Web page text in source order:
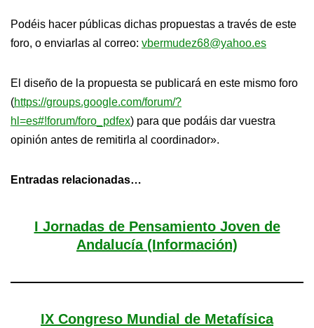
Podéis hacer públicas dichas propuestas a través de este
foro, o enviarlas al correo: vbermudez68@yahoo.es
El diseño de la propuesta se publicará en este mismo foro
(https://groups.google.com/forum/?
hl=es#!forum/foro_pdfex) para que podáis dar vuestra
opinión antes de remitirla al coordinador».
Entradas relacionadas…
I Jornadas de Pensamiento Joven de
Andalucía (Información)
IX Congreso Mundial de Metafísica